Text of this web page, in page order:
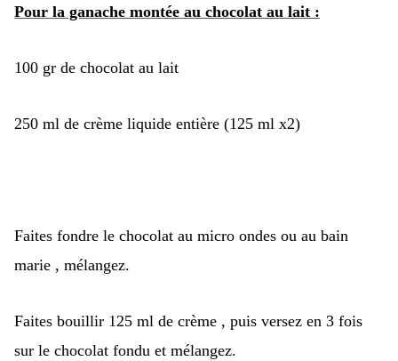
Pour la ganache montée au chocolat au lait :
100 gr de chocolat au lait
250 ml de crème liquide entière (125 ml x2)
Faites fondre le chocolat au micro ondes ou au bain
marie , mélangez.
Faites bouillir 125 ml de crème , puis versez en 3 fois
sur le chocolat fondu et mélangez.